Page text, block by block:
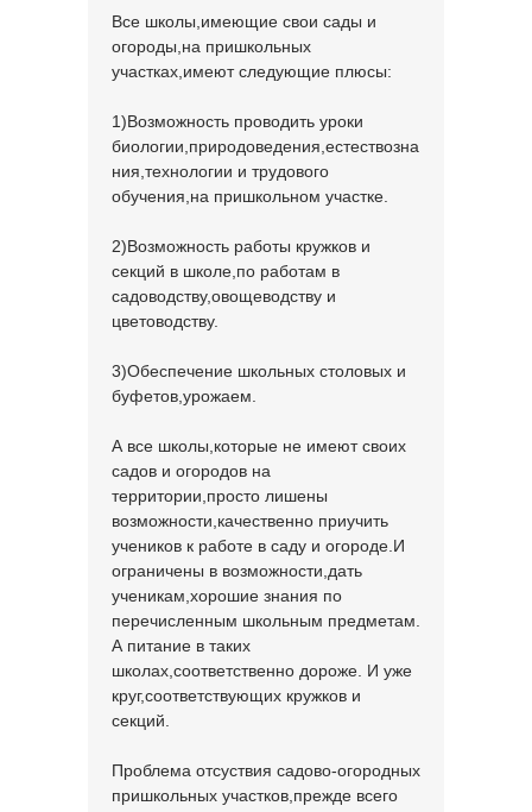
Все школы,имеющие свои сады и
огороды,на пришкольных
участках,имеют следующие плюсы:
1)Возможность проводить уроки
биологии,природоведения,естествозна
ния,технологии и трудового
обучения,на пришкольном участке.
2)Возможность работы кружков и
секций в школе,по работам в
садоводству,овощеводству и
цветоводству.
3)Обеспечение школьных столовых и
буфетов,урожаем.
А все школы,которые не имеют своих
садов и огородов на
территории,просто лишены
возможности,качественно приучить
учеников к работе в саду и огороде.И
ограничены в возможности,дать
ученикам,хорошие знания по
перечисленным школьным предметам.
А питание в таких
школах,соответственно дороже. И уже
круг,соответствующих кружков и
секций.
Проблема отсуствия садово-огородных
пришкольных участков,прежде всего